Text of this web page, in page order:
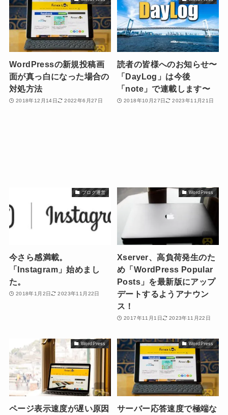
WordPressの新規投稿画
面が真っ白になった場合の
対処方法
2018年12月14日 2022年6月27日
読者の皆様へのお知らせ〜
「DayLog」は今後
「note」で連載します〜
2018年10月27日 2023年11月21日
ブログ運営
今さら感満載。
「Instagram」始めまし
た。
2018年1月2日 2023年11月22日
WordPress
Xserver、高負荷発生のた
め「WordPress Popular
Posts」を最新版にアップ
デートするようアナウン
ス！
2017年11月1日 2023年11月22日
WordPress
ページ表示速度が遅い原因
WordPress
サーバー応答速度で極端な